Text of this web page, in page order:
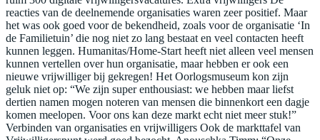
reacties van de deelnemende organisaties waren zeer positief. Maar
het was ook goed voor de bekendheid, zoals voor de organisatie ‘In
de Familietuin’ die nog niet zo lang bestaat en veel contacten heeft
kunnen leggen. Humanitas/Home-Start heeft niet alleen veel mensen
kunnen vertellen over hun organisatie, maar hebben er ook een
nieuwe vrijwilliger bij gekregen! Het Oorlogsmuseum kon zijn
geluk niet op: “We zijn super enthousiast: we hebben maar liefst
dertien namen mogen noteren van mensen die binnenkort een dagje
komen meelopen. Voor ons kan deze markt echt niet meer stuk!”
Verbinden van organisaties en vrijwilligers Ook de markttafel van